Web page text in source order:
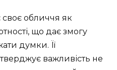
обличчя як
що дає змогу
думки. Її
важливість не